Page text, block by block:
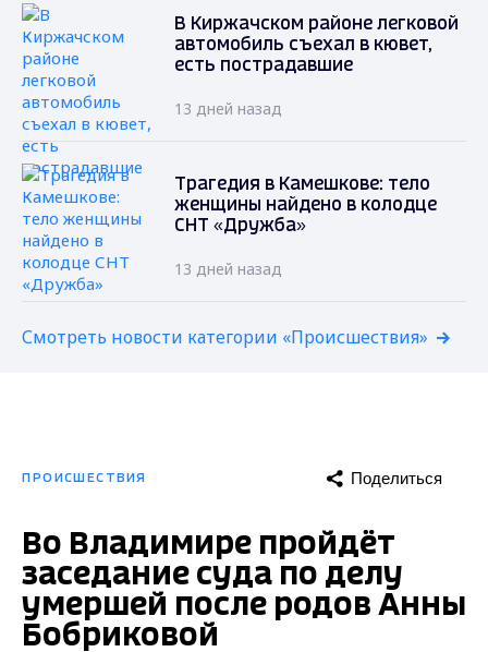
В Киржачском районе легковой
автомобиль съехал в кювет,
есть пострадавшие
13 дней назад
Трагедия в Камешкове: тело
женщины найдено в колодце
СНТ «Дружба»
13 дней назад
Смотреть новости категории «Происшествия»
ПРОИСШЕСТВИЯ Поделиться
Во Владимире пройдёт
заседание суда по делу
умершей после родов Анны
Бобриковой